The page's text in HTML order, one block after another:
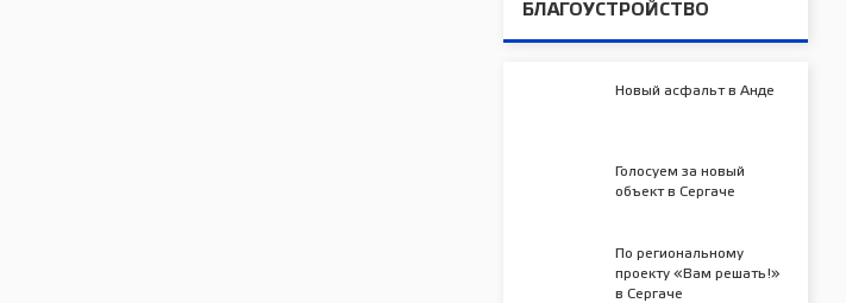
БЛАГОУСТРОЙСТВО
Новый асфальт в Анде
Голосуем за новый
объект в Сергаче
По региональному
проекту «Вам решать!»
в Сергаче